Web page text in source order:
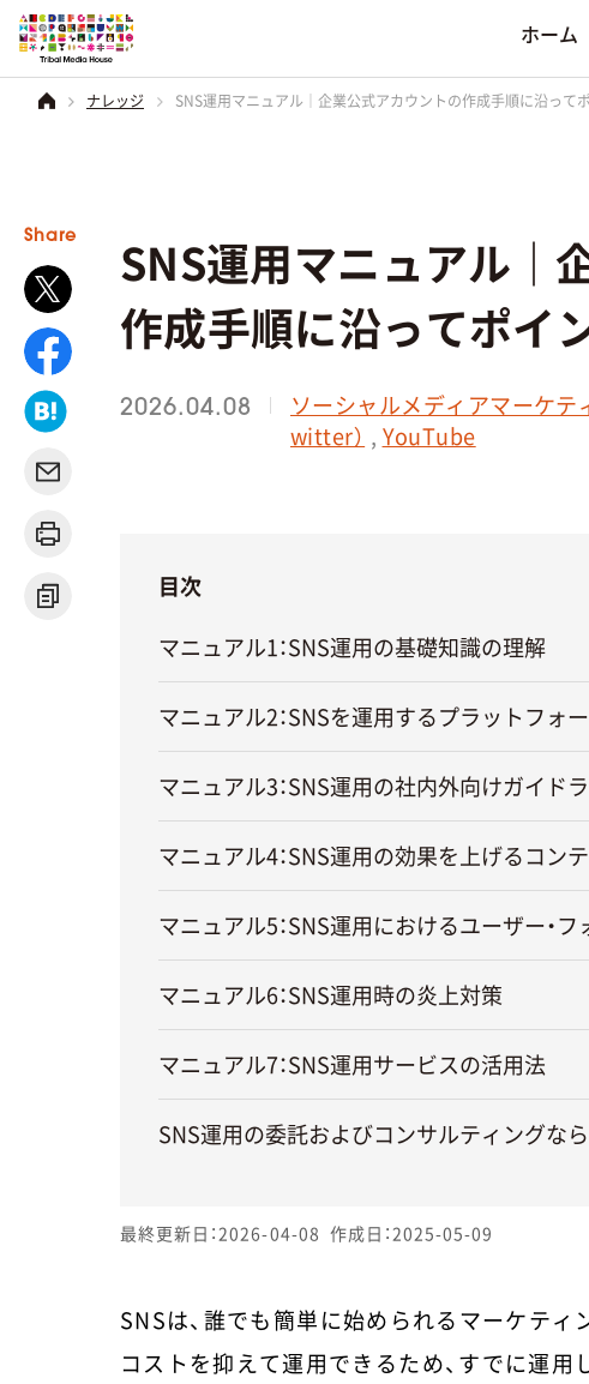
ホーム
得意分野 飲料・アルコール
電化製品
日用雑貨品
アパレル
サービス
会社情報
ナレッジ SNS運用マニュアル｜企業公式アカウントの作成手順に沿って
SNS運用マニュアル｜
作成手順に沿ってポイ
2026.04.08 ソーシャルメディアマーケテ
witter） , YouTube
目次
マニュアル1：SNS運用の基礎知識の理解
マニュアル2：SNSを運用するプラットフォ
マニュアル3：SNS運用の社内外向けガイド
マニュアル4：SNS運用の効果を上げるコン
マニュアル5：SNS運用におけるユーザー・
マニュアル6：SNS運用時の炎上対策
マニュアル7：SNS運用サービスの活用法
SNS運用の委託およびコンサルティングな
最終更新日：2026-04-08 作成日：2025-05-09
SNSは、誰でも簡単に始められるマーケテ
コストを抑えて運用できるため、すでに運
Share